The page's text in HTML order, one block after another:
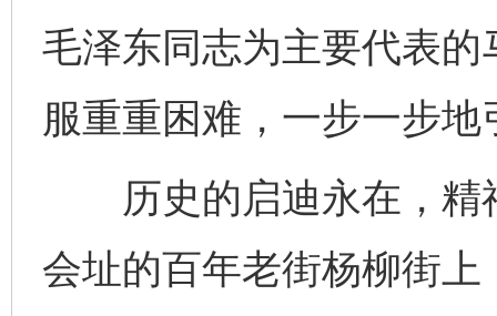
毛泽东同志为主要代表
服重重困难，一步一步
历史的启迪永在，精
会址的百年老街杨柳街